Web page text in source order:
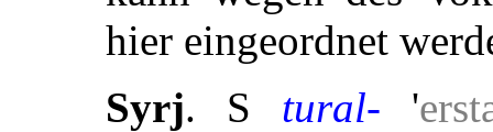
hier eingeordnet
Syrj. S tural- '